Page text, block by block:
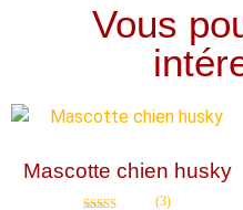
Vous
Mascotte chien husky
(3)